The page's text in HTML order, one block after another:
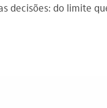
decisões: do limite